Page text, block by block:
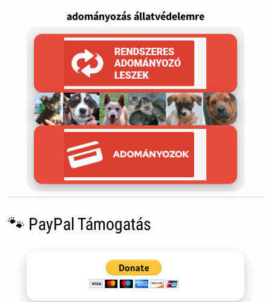
adományozás állatvédelemre
🐾 PayPal Támogatás